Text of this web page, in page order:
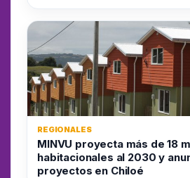
REGIONALES
MINVU proyecta más de 18
habitacionales al 2030 y
proyectos en Chiloé